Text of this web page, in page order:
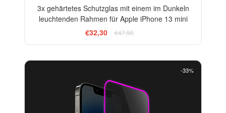
3x gehärtetes Schutzglas mit einem im Dunkeln
leuchtenden Rahmen für Apple iPhone 13 mini
€32,30
€47,90
-33%